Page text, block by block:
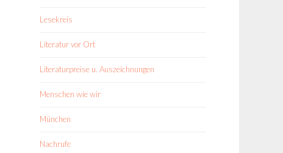
Lesekreis
Literatur vor Ort
Literaturpreise u. Auszeichnungen
Menschen wie wir
München
Nachrufe